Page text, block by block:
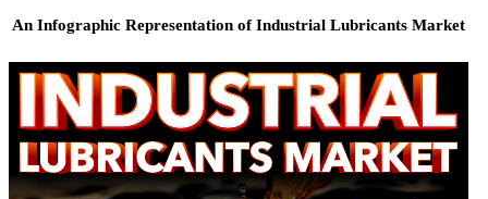
An Infographic Representation of Industrial Lubricants Market